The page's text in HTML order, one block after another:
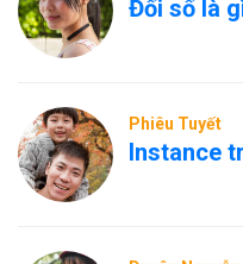
Đối số là
Phiêu Tuyết
Instance